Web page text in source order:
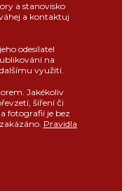
a stanovisko
a kontaktuj
odesílatel
na
využití.
Jakékoliv
šíření či
fotografií je bez
Pravidla